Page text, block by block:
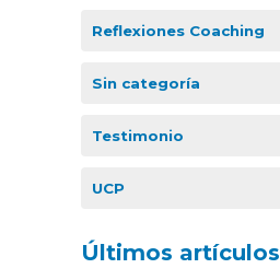
Reflexiones Coaching
Sin categoría
Testimonio
UCP
Últimos artículos